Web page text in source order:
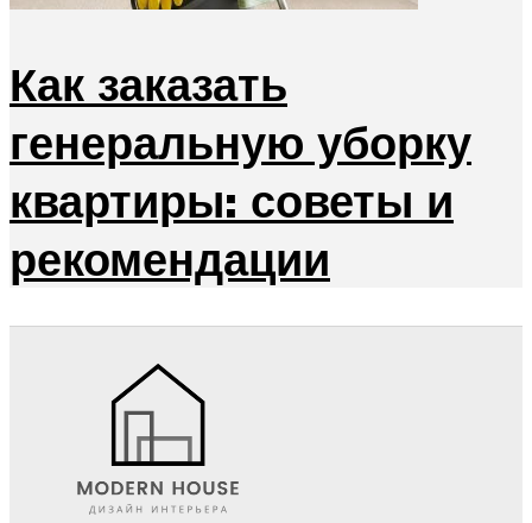
Как заказать
генеральную уборку
квартиры: советы и
рекомендации